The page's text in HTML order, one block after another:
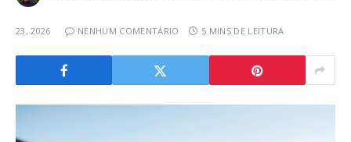
23, 2026 NENHUM COMENTÁRIO 5 MINS DE LEITURA